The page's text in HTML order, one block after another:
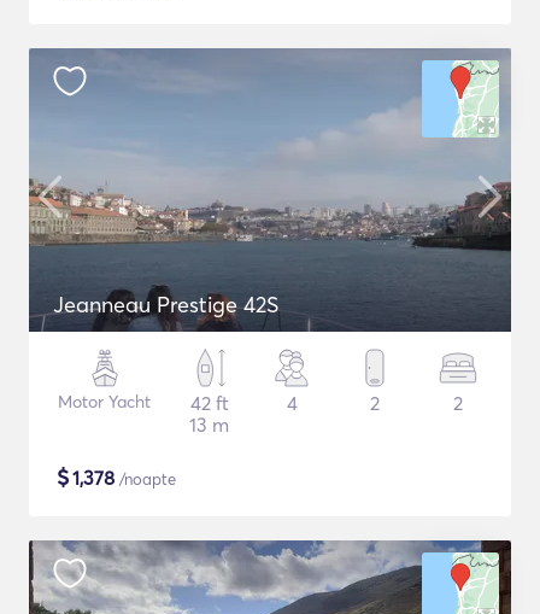
Jeanneau Prestige 42S
Motor Yacht
42 ft
13 m
4 2 2
$1,378 /noapte